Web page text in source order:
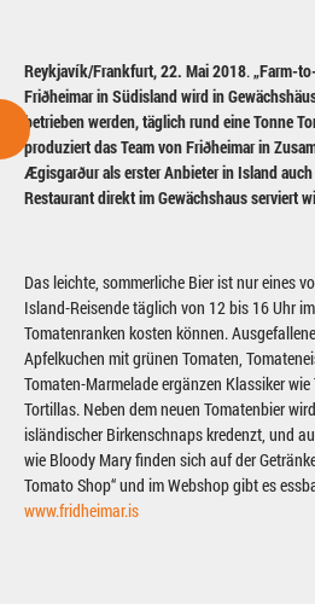
Reykjavík/Frankfurt, 22. Mai 2018.„Farm-
Friðheimar in Südisland wird in
betrieben werden, täglich rund eine Tonne
produziert das Team von Friðheimar in
Ægisgarður als erster Anbieter in Island
Restaurant direkt im Gewächshaus serviert
Das leichte, sommerliche Bier ist nur eines
Island-Reisende täglich von 12 bis 16 Uhr
Tomatenranken kosten können.
Apfelkuchen mit grünen Tomaten,
Tomaten-Marmelade ergänzen Klassiker
Tortillas. Neben dem neuen Tomatenbier
isländischer Birkenschnaps kredenzt, und
wie Bloody Mary finden sich auf der
Tomato Shop“ und im Webshop gibt es
www.fridheimar.is